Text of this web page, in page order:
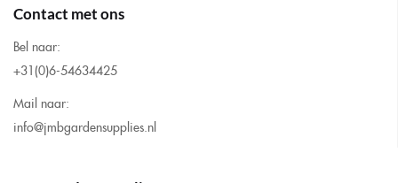
Contact met ons
Bel naar:
+31(0)6-54634425
Mail naar:
info@jmbgardensupplies.nl